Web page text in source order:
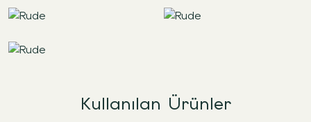
Kullanılan Ürünler